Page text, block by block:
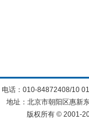
电话：010-84872408/10
地址：北京市朝阳区惠新
版权所有 © 2001-